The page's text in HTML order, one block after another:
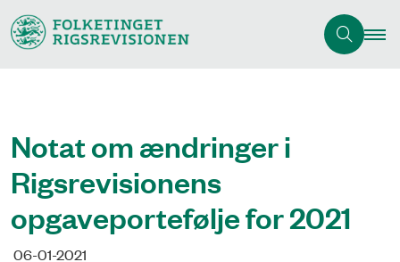
Notat om ændringer i
Rigsrevisionens
opgaveportefølje for 2021
06-01-2021